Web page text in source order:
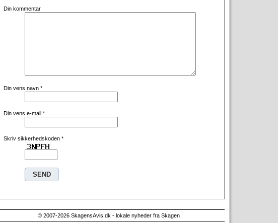
Din kommentar
Din vens navn *
Din vens e-mail *
Skriv sikkerhedskoden *
© 2007-2026 SkagensAvis.dk - lokale nyheder fra Skagen